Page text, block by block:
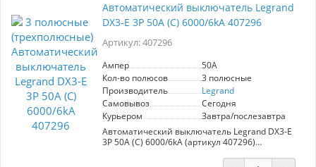
Автоматический выключатель Legrand
DX3-E 3P 50А (С) 6000/6kA 407296
Артикул: 407296
Ампер
50A
Кол-во полюсов
3 полюсные
Производитель
Legrand
Самовывоз
Сегодня
Курьером
Завтра/послезавтра
Автоматический выключатель Legrand DX3-E
3P 50А (С) 6000/6kA (артикул 407296)
электрической сети от перенапряжения,